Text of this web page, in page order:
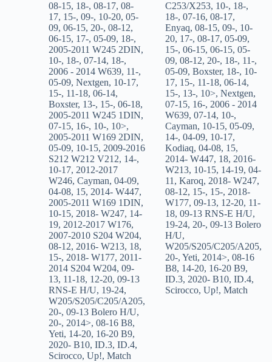
08-15, 18-, 08-17, 08-
17, 15-, 09-, 10-20, 05-
09, 06-15, 20-, 08-12,
06-15, 17-, 05-09, 18-,
2005-2011 W245 2DIN,
10-, 18-, 07-14, 18-,
2006 - 2014 W639, 11-,
05-09, Nextgen, 10-17,
15-, 11-18, 06-14,
Boxster, 13-, 15-, 06-18,
2005-2011 W245 1DIN,
07-15, 16-, 10-, 10>,
2005-2011 W169 2DIN,
05-09, 10-15, 2009-2016
S212 W212 V212, 14-,
10-17, 2012-2017
W246, Cayman, 04-09,
04-08, 15, 2014- W447,
2005-2011 W169 1DIN,
10-15, 2018- W247, 14-
19, 2012-2017 W176,
2007-2010 S204 W204,
08-12, 2016- W213, 18,
15-, 2018- W177, 2011-
2014 S204 W204, 09-
13, 11-18, 12-20, 09-13
RNS-E H/U, 19-24,
W205/S205/C205/A205,
20-, 09-13 Bolero H/U,
20-, 2014>, 08-16 B8,
Yeti, 14-20, 16-20 B9,
2020- B10, ID.3, ID.4,
Scirocco, Up!, Match
C253/X253, 10-, 18-,
18-,07-16,08-17,
Enyaq,08-15,09-, 10-
20, 17-,08-17,05-09,
15-,06-15,06-15,05-
09,08-12, 20-, 18-, 11-,
05-09,Boxster, 18-, 10-
17, 15-, 11-18,06-14,
15-, 13-, 10>,Nextgen,
07-15, 16-, 2006 - 2014
W639,07-14, 10-,
Cayman, 10-15,05-09,
14-,04-09, 10-17,
Kodiaq,04-08, 15,
2014- W447, 18, 2016-
W213, 10-15, 14-19,04-
11 ,Karoq, 2018- W247,
08-12, 15-, 15-, 2018-
W177,09-13, 12-20, 11-
18,09-13 RNS-E H/U,
19-24, 20-,09-13 Bolero
H/U,
W205/S205/C205/A205,
20-,Yeti, 2014>,08-16
B8, 14-20, 16-20 B9,
ID.3, 2020- B10,ID.4,
Scirocco,Up!,Match